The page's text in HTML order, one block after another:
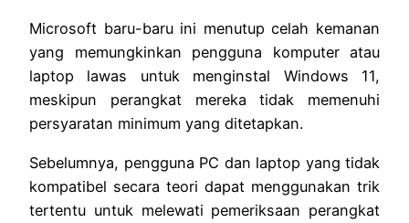
Microsoft baru-baru ini menutup celah kemanan
yang memungkinkan pengguna komputer atau
laptop lawas untuk menginstal Windows 11,
meskipun perangkat mereka tidak memenuhi
persyaratan minimum yang ditetapkan.
Sebelumnya, pengguna PC dan laptop yang tidak
kompatibel secara teori dapat menggunakan trik
tertentu untuk melewati pemeriksaan perangkat